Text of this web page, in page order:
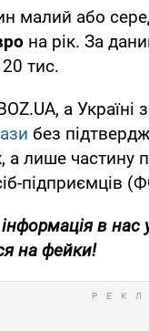
малий або
на рік. За
тис.
а
без
а лише частину
підприємців
в нас
на фейки!